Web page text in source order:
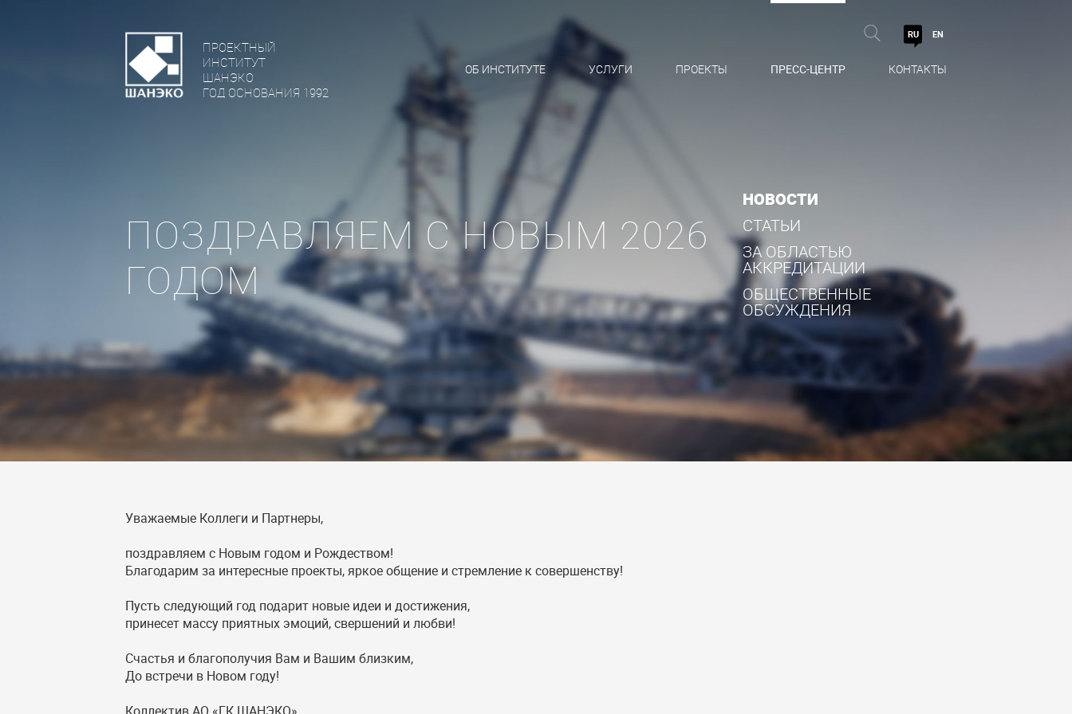
ПРОЕКТНЫЙ
ИНСТИТУТ
ШАНЭКО
ГОД ОСНОВАНИЯ 1992
RU EN
ОБ ИНСТИТУТЕ УСЛУГИ ПРОЕКТЫ ПРЕСС-ЦЕНТР КОНТАКТЫ
ПОЗДРАВЛЯЕМ С НОВЫМ 2026
ГОДОМ
НОВОСТИ
СТАТЬИ
ЗА ОБЛАСТЬЮ
АККРЕДИТАЦИИ
ОБЩЕСТВЕННЫЕ
ОБСУЖДЕНИЯ
Уважаемые Коллеги и Партнеры,
поздравляем с Новым годом и Рождеством!
Благодарим за интересные проекты, яркое общение и стремление к совершенству!
Пусть следующий год подарит новые идеи и достижения,
принесет массу приятных эмоций, свершений и любви!
Счастья и благополучия Вам и Вашим близким,
До встречи в Новом году!